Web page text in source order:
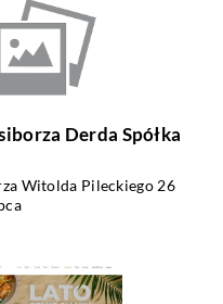
Derda Spółka
Witolda Pileckiego 26